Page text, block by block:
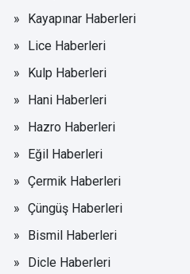
Kayapınar Haberleri
Lice Haberleri
Kulp Haberleri
Hani Haberleri
Hazro Haberleri
Eğil Haberleri
Çermik Haberleri
Çüngüş Haberleri
Bismil Haberleri
Dicle Haberleri